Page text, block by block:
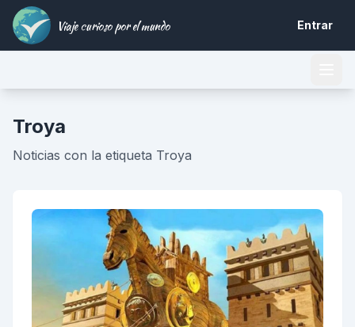
Viaje curioso por el mundo Entrar
Troya
Noticias con la etiqueta Troya